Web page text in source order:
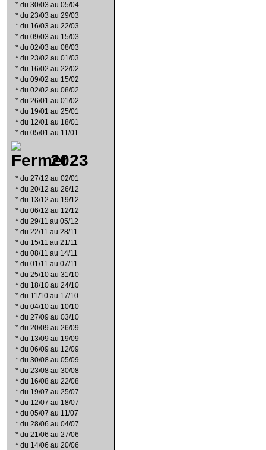
* du 30/03 au 05/04
* du 23/03 au 29/03
* du 16/03 au 22/03
* du 09/03 au 15/03
* du 02/03 au 08/03
* du 23/02 au 01/03
* du 16/02 au 22/02
* du 09/02 au 15/02
* du 02/02 au 08/02
* du 26/01 au 01/02
* du 19/01 au 25/01
* du 12/01 au 18/01
* du 05/01 au 11/01
2023
* du 27/12 au 02/01
* du 20/12 au 26/12
* du 13/12 au 19/12
* du 06/12 au 12/12
* du 29/11 au 05/12
* du 22/11 au 28/11
* du 15/11 au 21/11
* du 08/11 au 14/11
* du 01/11 au 07/11
* du 25/10 au 31/10
* du 18/10 au 24/10
* du 11/10 au 17/10
* du 04/10 au 10/10
* du 27/09 au 03/10
* du 20/09 au 26/09
* du 13/09 au 19/09
* du 06/09 au 12/09
* du 30/08 au 05/09
* du 23/08 au 30/08
* du 16/08 au 22/08
* du 19/07 au 25/07
* du 12/07 au 18/07
* du 05/07 au 11/07
* du 28/06 au 04/07
* du 21/06 au 27/06
* du 14/06 au 20/06